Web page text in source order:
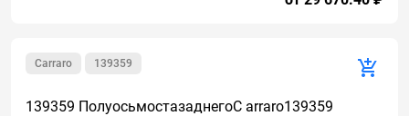
139359
Carraro
139359 ПолуосьмостазаднегоC arraro139359